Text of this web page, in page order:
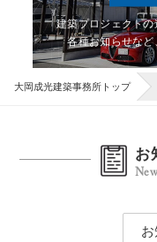
建築プロジェクトの
各種お知らせなど
大岡成光建築事務所トップ
お